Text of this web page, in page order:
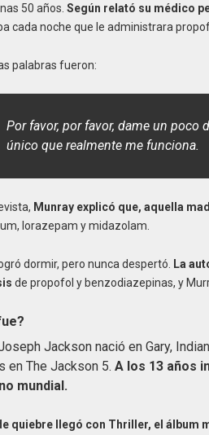
50 años. Según relató su médico
cada noche que le administrara
palabras fueron:
Por favor, por favor, dame un poco
único que realmente me funciona.
Munray explicó que, aquella
lorazepam y midazolam.
dormir, pero nunca despertó.
La
de propofol y benzodiazepinas, y
Jackson nació en Gary,
en The Jackson 5. A los 13 años
mundial.
quiebre llegó con Thriller, el álbum